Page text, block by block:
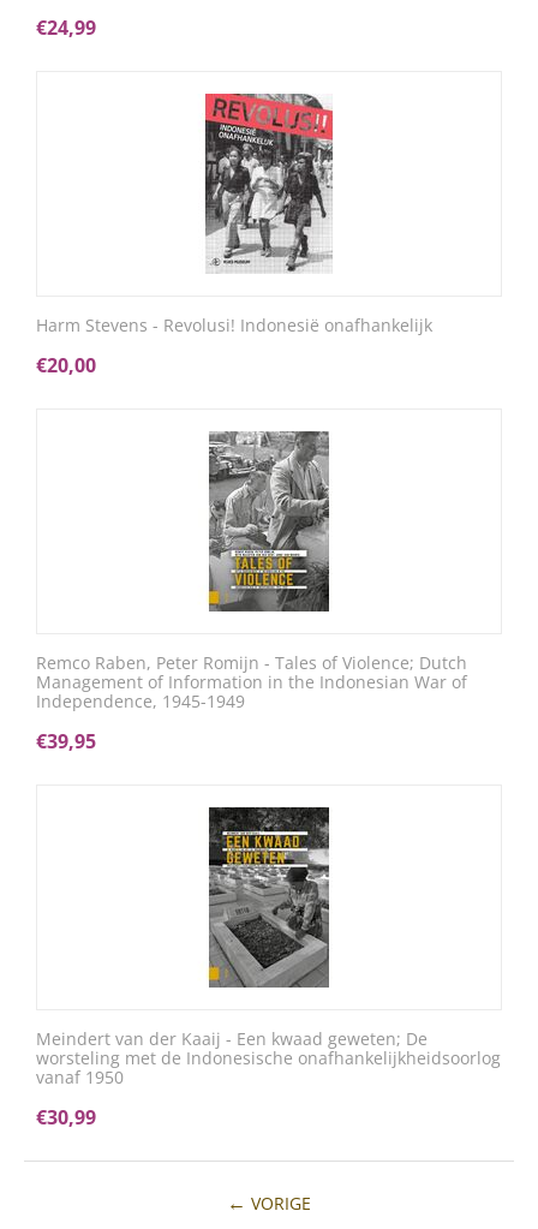
€24,99
Harm Stevens - Revolusi! Indonesië onafhankelijk
€20,00
Remco Raben, Peter Romijn - Tales of Violence; Dutch
Management of Information in the Indonesian War of
Independence, 1945-1949
€39,95
Meindert van der Kaaij - Een kwaad geweten; De
worsteling met de Indonesische onafhankelijkheidsoorlog
vanaf 1950
€30,99
VORIGE